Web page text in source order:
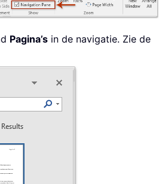
Pagina’s in de navigatie. Zie de